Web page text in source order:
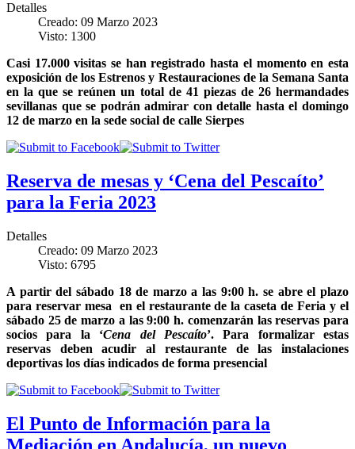
Detalles
Creado: 09 Marzo 2023
Visto: 1300
Casi 17.000 visitas se han registrado hasta el momento en esta
exposición de los Estrenos y Restauraciones de la Semana Santa
en la que se reúnen un total de 41 piezas de 26 hermandades
sevillanas que se podrán admirar con detalle hasta el domingo
12 de marzo en la sede social de calle Sierpes
Reserva de mesas y ‘Cena del Pescaíto’
para la Feria 2023
Detalles
Creado: 09 Marzo 2023
Visto: 6795
A partir del sábado 18 de marzo a las 9:00 h. se abre el plazo
para reservar mesa en el restaurante de la caseta de Feria y el
sábado 25 de marzo a las 9:00 h. comenzarán las reservas para
socios para la ‘Cena del Pescaíto’. Para formalizar estas
reservas deben acudir al restaurante de las instalaciones
deportivas los días indicados de forma presencial
El Punto de Información para la